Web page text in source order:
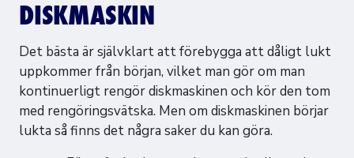
DISKMASKIN
Det bästa är självklart att förebygga att dåligt lukt
uppkommer från början, vilket man gör om man
kontinuerligt rengör diskmaskinen och kör den tom
med rengöringsvätska. Men om diskmaskinen börjar
lukta så finns det några saker du kan göra.